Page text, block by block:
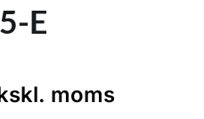
E
moms